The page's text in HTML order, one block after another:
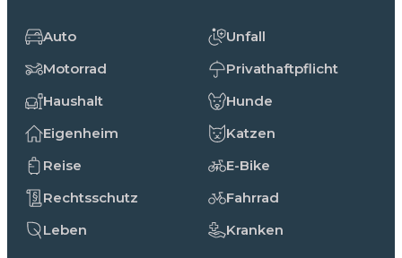
Auto
Motorrad
Haushalt
Eigenheim
Reise
Rechtsschutz
Leben
Unfall
Privathaftpflicht
Hunde
Katzen
E-Bike
Fahrrad
Kranken